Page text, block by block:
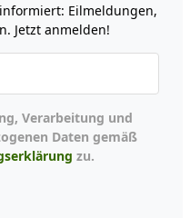
Eilmeldungen,
Jetzt anmelden!
Daten gemäß
zu.